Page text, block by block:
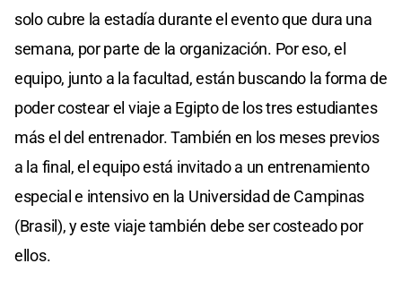
solo cubre la estadía durante el evento que dura una
semana, por parte de la organización. Por eso, el
equipo, junto a la facultad, están buscando la forma de
poder costear el viaje a Egipto de los tres estudiantes
más el del entrenador. También en los meses previos
a la final, el equipo está invitado a un entrenamiento
especial e intensivo en la Universidad de Campinas
(Brasil), y este viaje también debe ser costeado por
ellos.